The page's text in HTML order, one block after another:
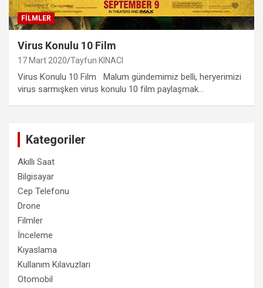
FILMLER
Virus Konulu 10 Film
17 Mart 2020 Tayfun KINACI
Virus Konulu 10 Film Malum gündemimiz belli, heryerimizi
virus sarmışken virus konulu 10 film paylaşmak…
Kategoriler
Akıllı Saat
Bilgisayar
Cep Telefonu
Drone
Filmler
İnceleme
Kıyaslama
Kullanım Kılavuzları
Otomobil